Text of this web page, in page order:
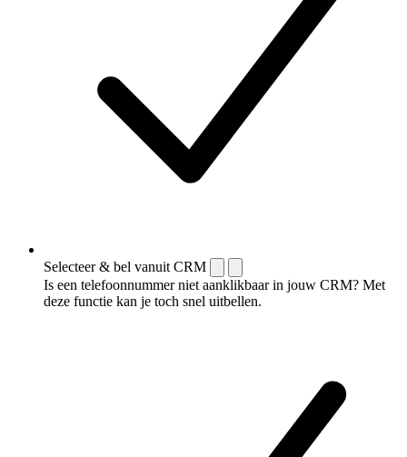
Selecteer & bel vanuit CRM
Is een telefoonnummer niet aanklikbaar in jouw CRM? Met
deze functie kan je toch snel uitbellen.